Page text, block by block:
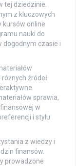
tej dziedzinie.
z kluczowych
kursów online
nauki do
dogodnym czasie i
źródeł
sprawia,
w
i stylu
z wiedzy i
finansów.
prowadzone